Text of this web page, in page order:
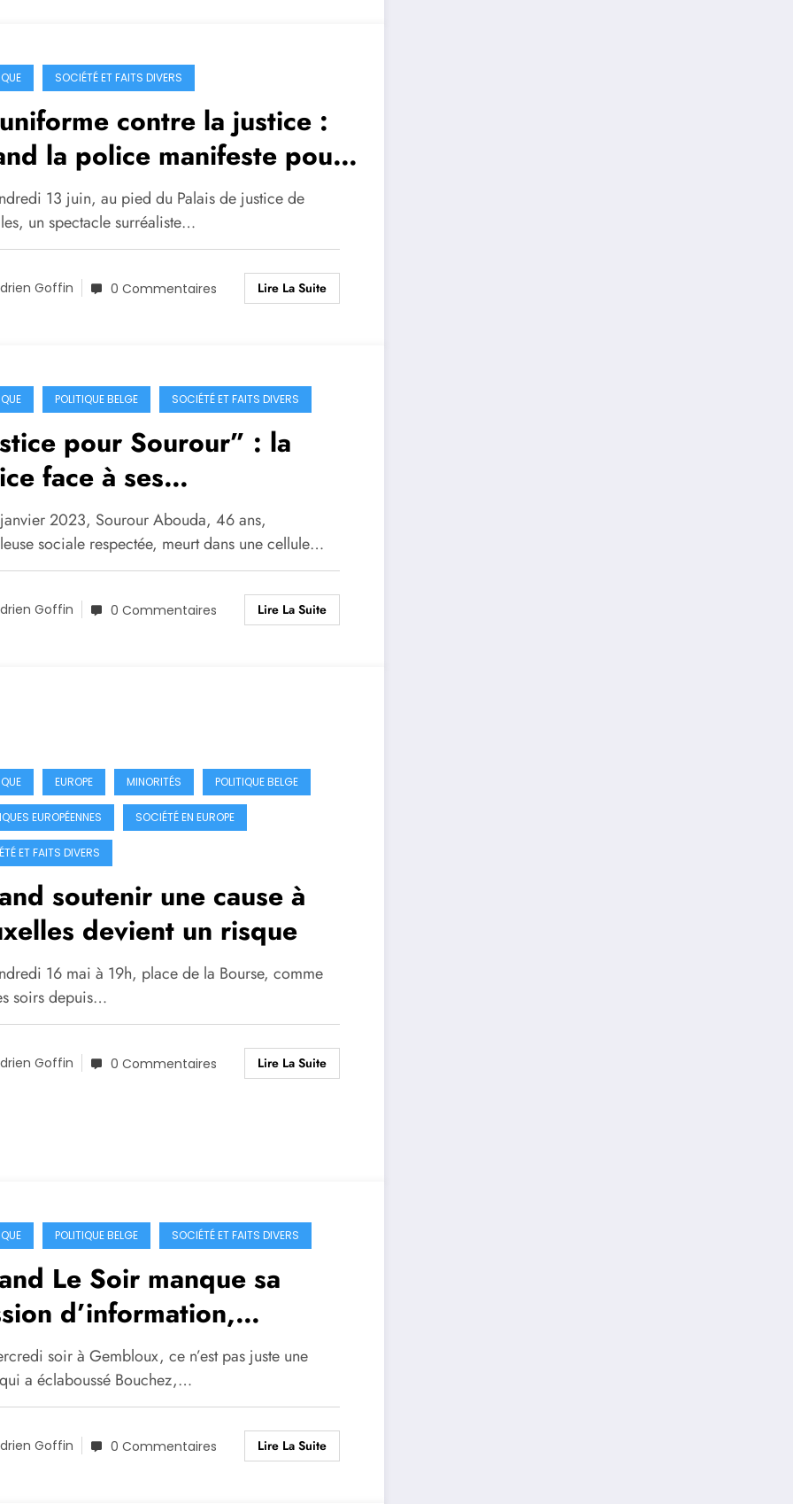
SOCIÉTÉ ET FAITS DIVERS
contre la justice :
la police manifeste pour
des siens
13 juin, au pied du Palais de justice de
un spectacle surréaliste…
Goffin 0 Commentaires Lire La Suite
POLITIQUE BELGE SOCIÉTÉ ET FAITS DIVERS
pour Sourour” : la
face à ses
dans une mort
2023, Sourour Abouda, 46 ans,
sociale respectée, meurt dans une cellule…
Goffin 0 Commentaires Lire La Suite
EUROPE MINORITÉS POLITIQUE BELGE
EUROPÉENNES SOCIÉTÉ EN EUROPE
ET FAITS DIVERS
soutenir une cause à
devient un risque
16 mai à 19h, place de la Bourse, comme
soirs depuis…
Goffin 0 Commentaires Lire La Suite
POLITIQUE BELGE SOCIÉTÉ ET FAITS DIVERS
Le Soir manque sa
d’information,
éditoriale ou
commerciale ?
soir à Gembloux, ce n’est pas juste une
a éclaboussé Bouchez,…
Goffin 0 Commentaires Lire La Suite